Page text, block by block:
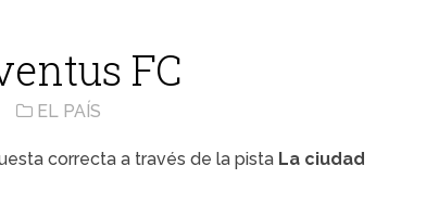
FC
EL PAÍS
correcta a través de la pista La ciudad